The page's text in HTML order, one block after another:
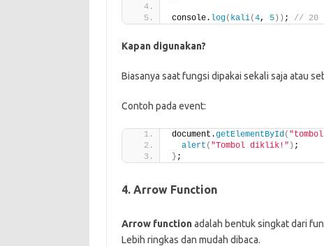
console. log( kali(4, 5)) ; // 20
Kapan digunakan?
Biasanya saat fungsi dipakai sekali saja atau
Contoh pada event:
document.getElementById(
alert ( "Tombol diklik!" ) ;
} ;
4. Arrow Function
Arrow functionadalah bentuk singkat dari
Lebih ringkas dan mudah dibaca.